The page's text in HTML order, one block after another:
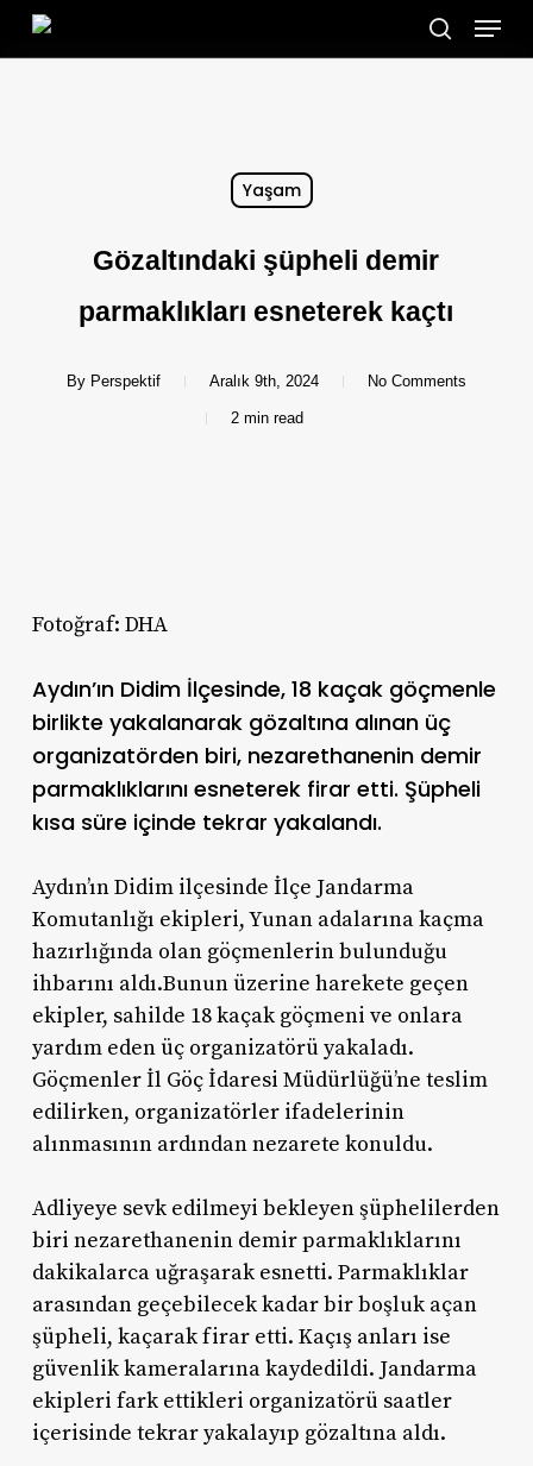
Skip
to
search
Menu
Yaşam
Gözaltındaki şüpheli demir
parmaklıkları esneterek kaçtı
By Perspektif Aralık 9th, 2024 No Comments
2 min read
Fotoğraf: DHA
Aydın’ın Didim İlçesinde, 18 kaçak göçmenle
birlikte yakalanarak gözaltına alınan üç
organizatörden biri, nezarethanenin demir
parmaklıklarını esneterek firar etti. Şüpheli
kısa süre içinde tekrar yakalandı.
Aydın’ın Didim ilçesinde İlçe Jandarma
Komutanlığı ekipleri, Yunan adalarına kaçma
hazırlığında olan göçmenlerin bulunduğu
ihbarını aldı.Bunun üzerine harekete geçen
ekipler, sahilde 18 kaçak göçmeni ve onlara
yardım eden üç organizatörü yakaladı.
Göçmenler İl Göç İdaresi Müdürlüğü’ne teslim
edilirken, organizatörler ifadelerinin
alınmasının ardından nezarete konuldu.
Adliyeye sevk edilmeyi bekleyen şüphelilerden
biri nezarethanenin demir parmaklıklarını
dakikalarca uğraşarak esnetti. Parmaklıklar
arasından geçebilecek kadar bir boşluk açan
şüpheli, kaçarak firar etti. Kaçış anları ise
güvenlik kameralarına kaydedildi. Jandarma
ekipleri fark ettikleri organizatörü saatler
içerisinde tekrar yakalayıp gözaltına aldı.